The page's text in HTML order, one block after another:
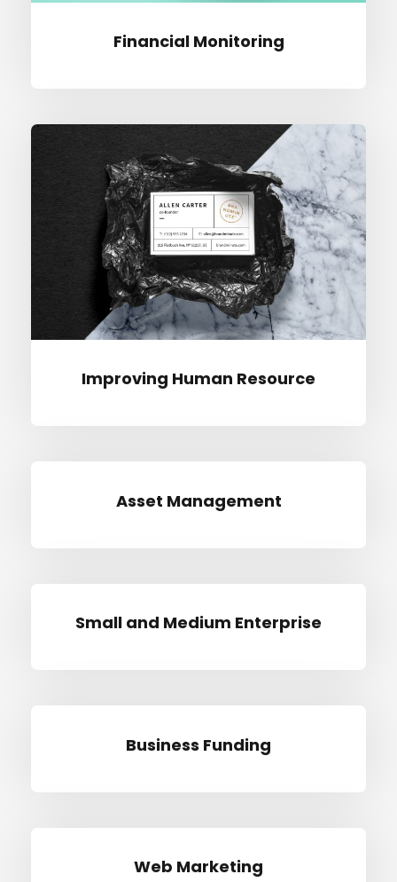
Finan­cial Monitoring
Impro­ving Human Resource
Asset Manage­ment
Small and Medi­um Enterprise
Busi­ness Funding
Web Mar­ke­ting